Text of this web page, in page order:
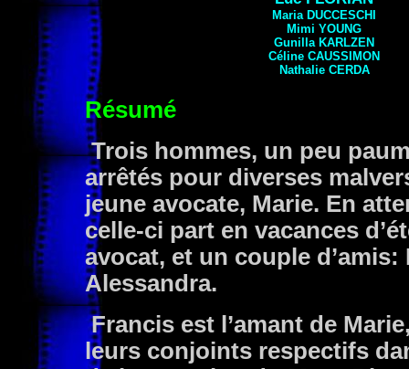
Maria DUCCESCHI
Mimi YOUNG
Gunilla KARLZEN
Céline CAUSSIMON
Nathalie CERDA
Résumé
Trois hommes, un peu
arrêtés pour diverses
jeune avocate, Marie. En
celle-ci part en vacances
avocat, et un couple
Alessandra.
Francis est l’amant de
leurs conjoints respectifs